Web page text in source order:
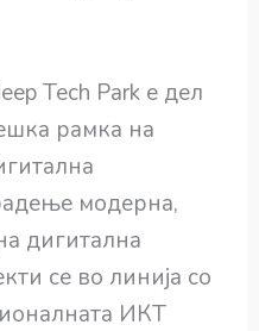
Tech Park е дел
рамка на
модерна,
дигитална
се во линија со
ИКТ